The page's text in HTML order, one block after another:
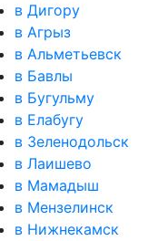
в Дигору
в Агрыз
в Альметьевск
в Бавлы
в Бугульму
в Елабугу
в Зеленодольск
в Лаишево
в Мамадыш
в Мензелинск
в Нижнекамск